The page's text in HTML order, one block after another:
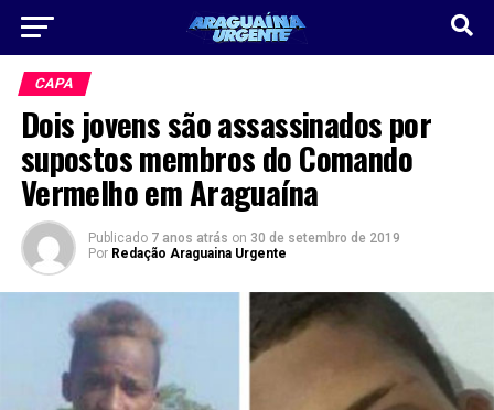
CAPA
Dois jovens são assassinados por
supostos membros do Comando
Vermelho em Araguaína
Publicado 7 anos atrás on 30 de setembro de 2019
Por Redação Araguaina Urgente